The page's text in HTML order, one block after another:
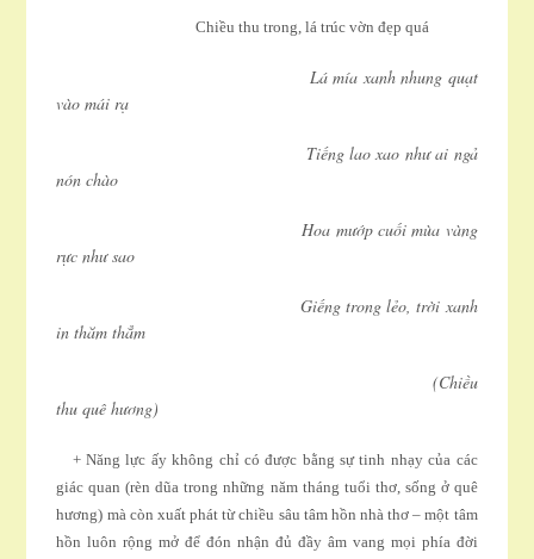
Chiều thu trong, lá trúc vờn đẹp quá
Lá mía xanh nhung quạt
vào mái rạ
Tiếng lao xao như ai ngả
nón chào
Hoa mướp cuối mùa vàng
rực như sao
Giếng trong lẻo, trời xanh
in thăm thẳm
(Chiều
thu quê hương)
+ Năng lực ấy không chỉ có được bằng sự tinh nhạy của các
giác quan (rèn dũa trong những năm tháng tuổi thơ, sống ở quê
hương) mà còn xuất phát từ chiều sâu tâm hồn nhà thơ – một tâm
hồn luôn rộng mở để đón nhận đủ đầy âm vang mọi phía đời